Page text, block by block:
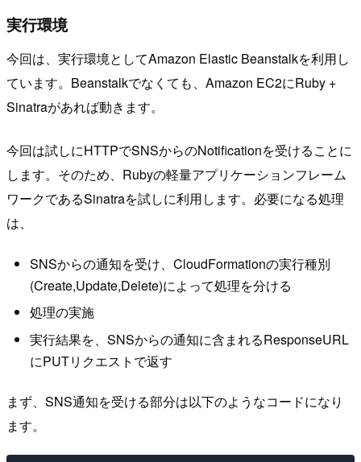
実行環境
今回は、実行環境としてAmazon Elastic Beanstalkを利用し
ています。Beanstalkでなくても、Amazon EC2にRuby +
Sinatraがあれば動きます。
今回は試しにHTTPでSNSからのNotificationを受けることに
します。そのため、Rubyの軽量アプリケーションフレーム
ワークであるSinatraを試しに利用します。必要になる処理
は、
SNSからの通知を受け、CloudFormationの実行種別
(Create,Update,Delete)によって処理を分ける
処理の実施
実行結果を、SNSからの通知に含まれるResponseURL
にPUTリクエストで返す
まず、SNS通知を受ける部分は以下のようなコードになり
ます。